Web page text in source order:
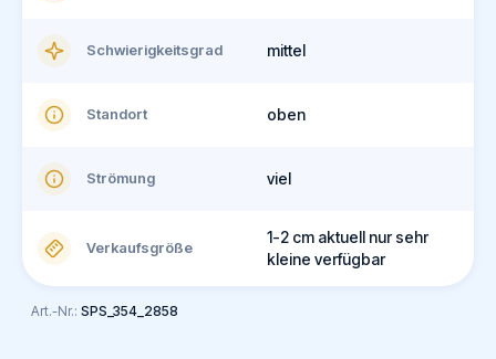
Schwierigkeitsgrad mittel
Standort oben
Strömung viel
Verkaufsgröße
1-2 cm aktuell nur sehr
kleine verfügbar
Art.-Nr.: SPS_354_2858